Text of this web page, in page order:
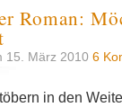
Roman:
15. März 2010 6
in den